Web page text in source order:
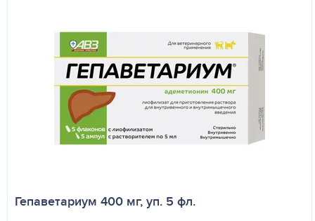
Гепаветариум 400 мг, уп. 5 фл.